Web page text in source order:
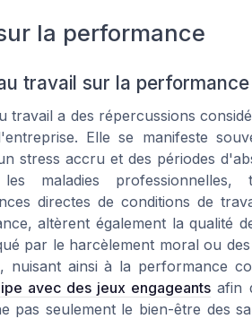
la performance
travail sur la performance
travail a des répercussions
Elle se manifeste
stress accru et des périodes
maladies professionnelles,
directes de conditions de
altèrent également la qualité
par le harcèlement moral ou
ainsi à la performance
avec des jeux engageants afin
pas seulement le bien-être des